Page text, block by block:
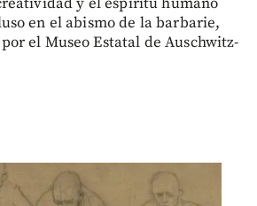
en el abismo de la barbarie,
el Museo Estatal de Auschwitz-